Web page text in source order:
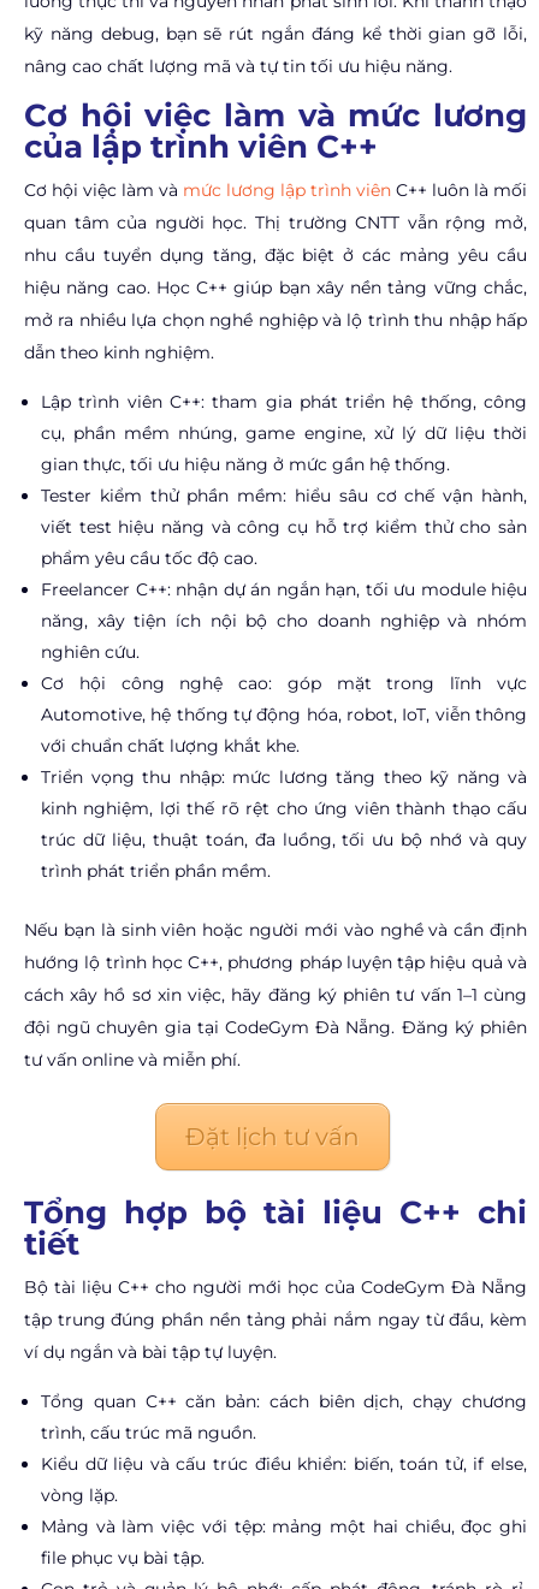
kỹ năng debug, bạn sẽ rút ngắn đáng kể thời gian gỡ lỗi,
nâng cao chất lượng mã và tự tin tối ưu hiệu năng.
Cơ hội việc làm và mức lương
của lập trình viên C++
Cơ hội việc làm và mức lương lập trình viên C++ luôn là mối
quan tâm của người học. Thị trường CNTT vẫn rộng mở,
nhu cầu tuyển dụng tăng, đặc biệt ở các mảng yêu cầu
hiệu năng cao. Học C++ giúp bạn xây nền tảng vững chắc,
mở ra nhiều lựa chọn nghề nghiệp và lộ trình thu nhập hấp
dẫn theo kinh nghiệm.
Lập trình viên C++: tham gia phát triển hệ thống, công
cụ, phần mềm nhúng, game engine, xử lý dữ liệu thời
gian thực, tối ưu hiệu năng ở mức gần hệ thống.
Tester kiểm thử phần mềm: hiểu sâu cơ chế vận hành,
viết test hiệu năng và công cụ hỗ trợ kiểm thử cho sản
phẩm yêu cầu tốc độ cao.
Freelancer C++: nhận dự án ngắn hạn, tối ưu module hiệu
năng, xây tiện ích nội bộ cho doanh nghiệp và nhóm
nghiên cứu.
Cơ hội công nghệ cao: góp mặt trong lĩnh vực
Automotive, hệ thống tự động hóa, robot, IoT, viễn thông
với chuẩn chất lượng khắt khe.
Triển vọng thu nhập: mức lương tăng theo kỹ năng và
kinh nghiệm, lợi thế rõ rệt cho ứng viên thành thạo cấu
trúc dữ liệu, thuật toán, đa luồng, tối ưu bộ nhớ và quy
trình phát triển phần mềm.
Nếu bạn là sinh viên hoặc người mới vào nghề và cần định
hướng lộ trình học C++, phương pháp luyện tập hiệu quả và
cách xây hồ sơ xin việc, hãy đăng ký phiên tư vấn 1–1 cùng
đội ngũ chuyên gia tại CodeGym Đà Nẵng. Đăng ký phiên
tư vấn online và miễn phí.
Đặt lịch tư vấn
Tổng hợp bộ tài liệu C++ chi
tiết
Bộ tài liệu C++ cho người mới học của CodeGym Đà Nẵng
tập trung đúng phần nền tảng phải nắm ngay từ đầu, kèm
ví dụ ngắn và bài tập tự luyện.
Tổng quan C++ căn bản: cách biên dịch, chạy chương
trình, cấu trúc mã nguồn.
Kiểu dữ liệu và cấu trúc điều khiển: biến, toán tử, if else,
vòng lặp.
Mảng và làm việc với tệp: mảng một hai chiều, đọc ghi
file phục vụ bài tập.